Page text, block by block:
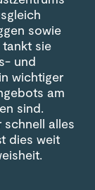
sowie
tankt sie
und
wichtiger
am
sind.
schnell alles
dies weit